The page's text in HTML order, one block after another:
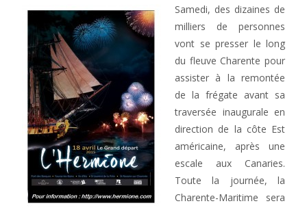
Samedi, des dizaines de
milliers de personnes
vont se presser le long
du fleuve Charente pour
assister à la remontée
de la frégate avant sa
traversée inaugurale en
direction de la côte Est
américaine, après une
escale aux Canaries.
Toute la journée, la
Charente-Maritime sera